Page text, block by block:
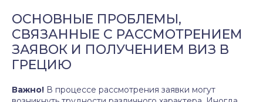
ОСНОВНЫЕ ПРОБЛЕМЫ,
СВЯЗАННЫЕ С РАССМОТРЕНИЕМ
ЗАЯВОК И ПОЛУЧЕНИЕМ ВИЗ В
ГРЕЦИЮ
Важно! В процессе рассмотрения заявки могут